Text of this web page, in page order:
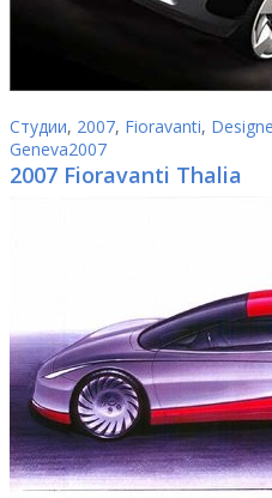
Студии, 2007, Fioravanti,
Geneva2007
2007 Fioravanti Thalia